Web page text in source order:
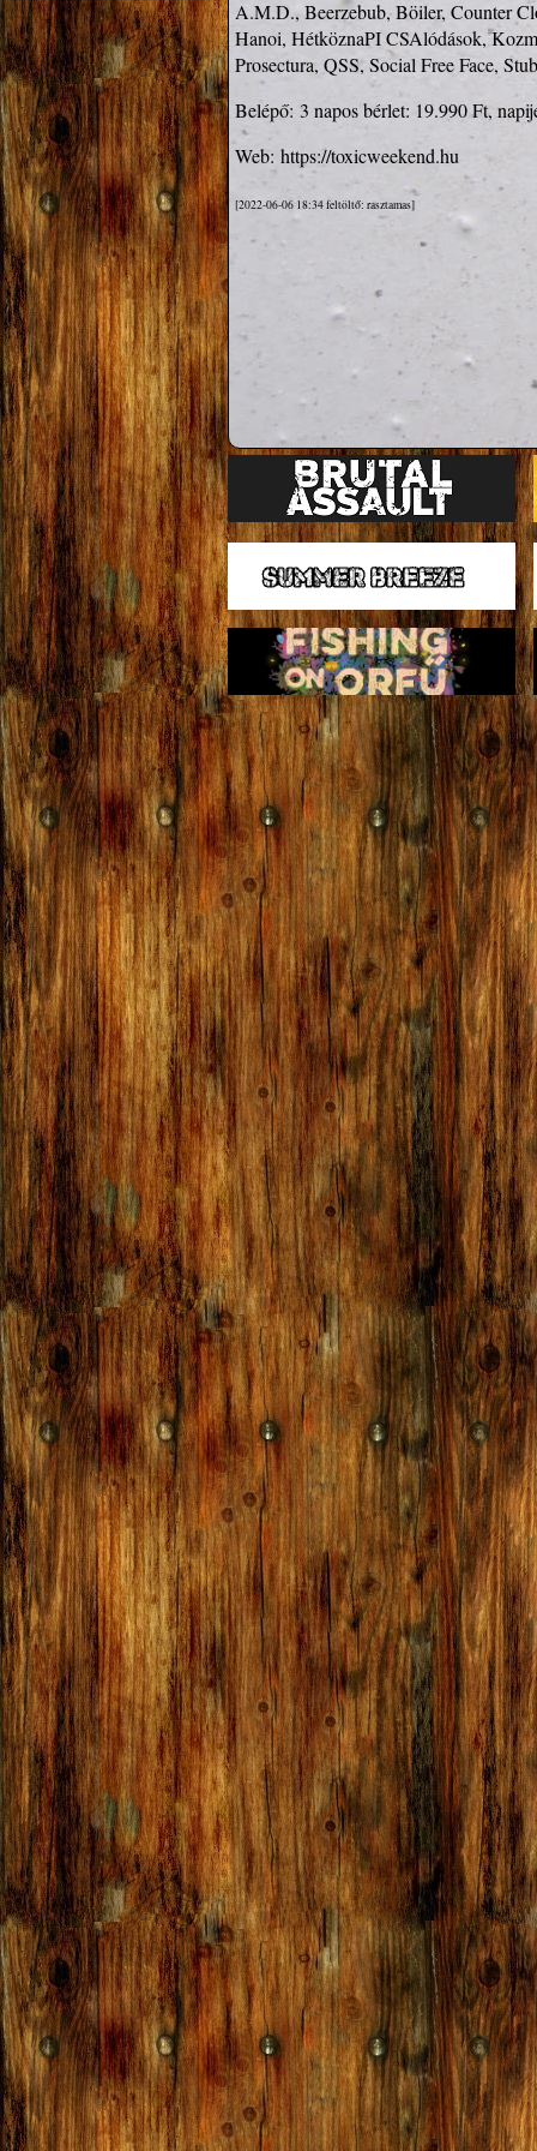
A.M.D., Beerzebub, Böiler, Counter
Hanoi, HétköznaPI CSAlódások,
Prosectura, QSS, Social Free Face,
Belépő: 3 napos bérlet: 19.990 Ft,
Web: https://toxicweekend.hu
[2022-06-06 18:34 feltöltő: rasztamas]